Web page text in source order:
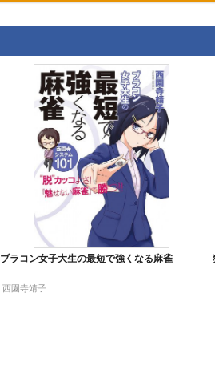
ブラコン女子大生の最短で強くなる麻雀
西園寺靖子